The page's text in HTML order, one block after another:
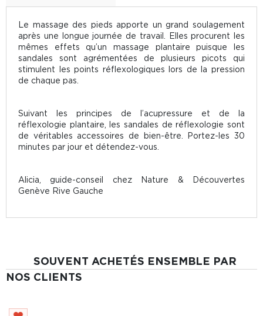
Le massage des pieds apporte un grand soulagement
après une longue journée de travail. Elles procurent les
mêmes effets qu’un massage plantaire puisque les
sandales sont agrémentées de plusieurs picots qui
stimulent les points réflexologiques lors de la pression
de chaque pas.
Suivant les principes de l’acupressure et de la
réflexologie plantaire, les sandales de réflexologie sont
de véritables accessoires de bien-être. Portez-les 30
minutes par jour et détendez-vous.
Alicia, guide-conseil chez Nature & Découvertes
Genève Rive Gauche
SOUVENT ACHETÉS ENSEMBLE PAR
NOS CLIENTS